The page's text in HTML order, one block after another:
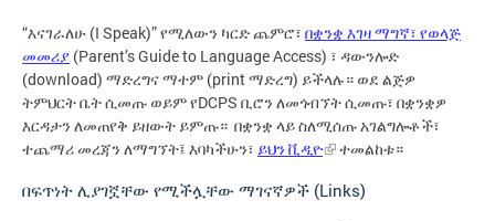
“እናገራለሁ (I Speak)” የሚለውን ካርድ ጨምሮ፣ በቋንቋ እገዛ ማግኛ፣ የወላጅ
መመሪያ (Parent’s Guide to Language Access) ፣ ዳውንሎድ
(download) ማድረግና ማተም (print ማድረግ) ይችላሉ። ወደ ልጅዎ
ትምህርት ቤት ሲመጡ ወይም የDCPS ቢሮን ለመጎብኘት ሲመጡ፣ በቋንቋዎ
እርዳታን ለመጠየቅ ይዘውት ይምጡ። በቋንቋ ላይ ስለሚሰጡ አገልግሎቶች፣
ተጨማሪ መረጃን ለማግኘት፤ እባካችሁን፣ ይህን ቪዲዮ ተመልከቱ።
በፍጥነት ሊያገኟቸው የሚችሏቸው ማገናኛዎች (Links)